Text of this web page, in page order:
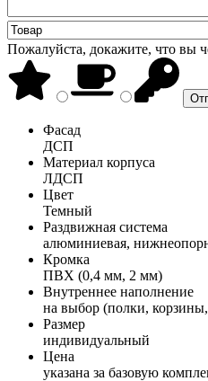
Пожалуйста, докажите, что вы
Фасад
ДСП
Материал корпуса
ЛДСП
Цвет
Темный
Раздвижная система
алюминиевая,
Кромка
ПВХ (0,4 мм, 2 мм)
Внутреннее наполнение
на выбор (полки,
Размер
индивидуальный
Цена
указана за базовую